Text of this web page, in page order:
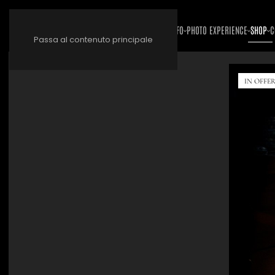
Passa al contenuto principale
INFO PHOTO EXPERIENCE SHOP
IN